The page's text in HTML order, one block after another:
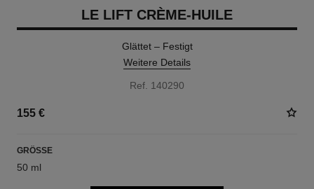
LE LIFT CRÈME-HUILE
Glättet – Festigt
Weitere Details
Ref. 140290
155 €
GRÖSSE
50 ml